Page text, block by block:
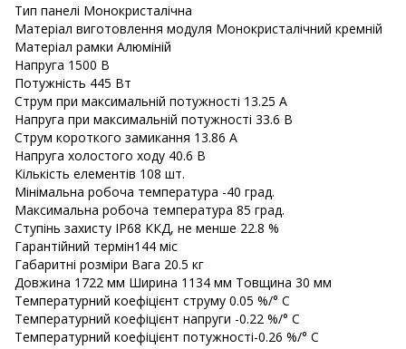
Тип панелі Монокристалічна
Матеріал виготовлення модуля Монокристалічний кремній
Матеріал рамки Алюміній
Напруга 1500 В
Потужність 445 Вт
Струм при максимальній потужності 13.25 А
Напруга при максимальній потужності 33.6 В
Струм короткого замикання 13.86 А
Напруга холостого ходу 40.6 В
Кількість елементів 108 шт.
Мінімальна робоча температура -40 град.
Максимальна робоча температура 85 град.
Ступінь захисту IP68 ККД, не менше 22.8 %
Гарантійний термін144 міс
Габаритні розміри Вага 20.5 кг
Довжина 1722 мм Ширина 1134 мм Товщина 30 мм
Температурний коефіцієнт струму 0.05 %/° С
Температурний коефіцієнт напруги -0.22 %/° С
Температурний коефіцієнт потужності-0.26 %/° С